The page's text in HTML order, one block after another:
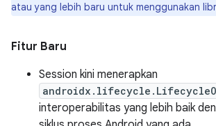
atau yang lebih baru untuk menggunakan
Fitur Baru
Session kini menerapkan
interoperabilitas yang lebih baik